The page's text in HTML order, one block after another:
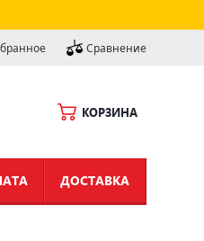
Сравнение
КОРЗИНА
ДОСТАВКА